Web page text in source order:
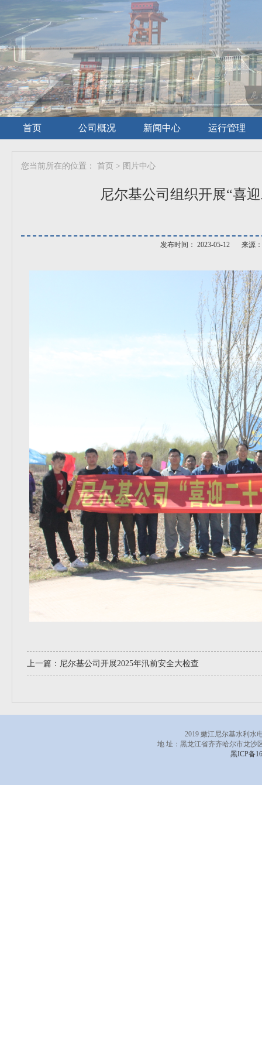
首页 公司概况 新闻中心 运行管理
您当前所在的位置： 首页 > 图片中心
尼尔基公司组织开展“喜
发布时间： 2023-05-12 来源
上一篇： 尼尔基公司开展2025年汛前安全大检查
2019 嫩江尼尔基水利水
地 址：黑龙江省齐齐哈尔市龙
黑ICP备